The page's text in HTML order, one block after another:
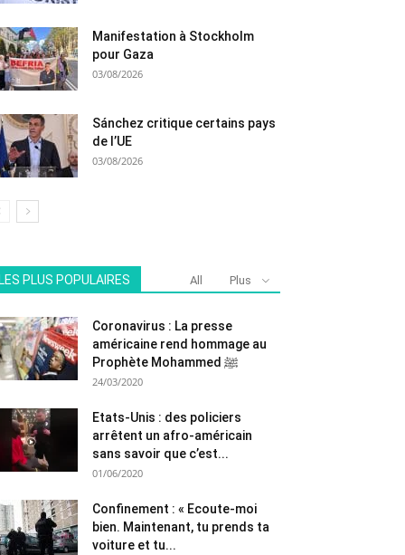
Manifestation à Stockholm
pour Gaza
03/08/2026
Sánchez critique certains pays
de l’UE
03/08/2026
LES PLUS POPULAIRES All Plus
Coronavirus : La presse
américaine rend hommage au
Prophète Mohammed ﷺ
24/03/2020
Etats-Unis : des policiers
arrêtent un afro-américain
sans savoir que c’est...
01/06/2020
Confinement : « Ecoute-moi
bien. Maintenant, tu prends ta
voiture et tu...